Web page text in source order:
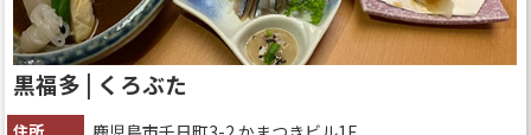
黒福多 | くろぶた